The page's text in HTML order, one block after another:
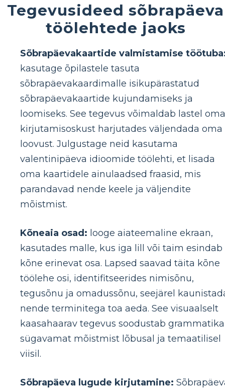
Tegevusideed sõbrapäeva
töölehtede jaoks
Sõbrapäevakaartide valmistamise
kasutage õpilastele tasuta
sõbrapäevakaardimalle isikupärastatud
sõbrapäevakaartide kujundamiseks ja
loomiseks. See tegevus võimaldab lastel oma
kirjutamisoskust harjutades väljendada oma
loovust. Julgustage neid kasutama
valentinipäeva idioomide töölehti, et lisada
oma kaartidele ainulaadsed fraasid, mis
parandavad nende keele ja väljendite
mõistmist.
Kõneaia osad: looge aiateemaline ekraan,
kasutades malle, kus iga lill või taim esindab
kõne erinevat osa. Lapsed saavad täita kõne
töölehe osi, identifitseerides nimisõnu,
tegusõnu ja omadussõnu, seejärel
nende terminitega toa aeda. See visuaalselt
kaasahaarav tegevus soodustab grammatika
sügavamat mõistmist lõbusal ja temaatilisel
viisil.
Sõbrapäeva lugude kirjutamine: